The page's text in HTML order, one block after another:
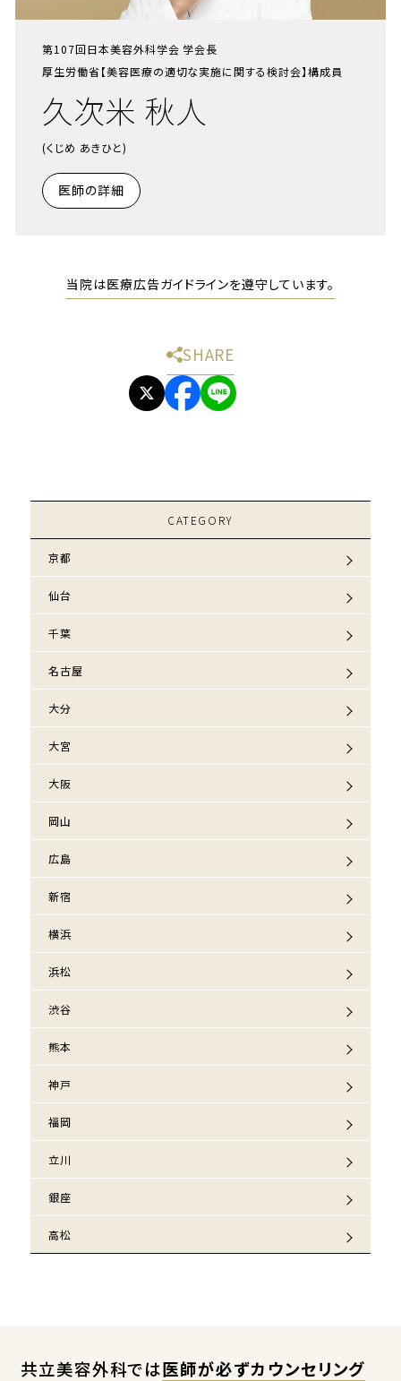
第107回日本美容外科学会 学会長
厚生労働省【美容医療の適切な実施に関する検討会】構成員
久次米 秋人
(くじめ あきひと)
医師の詳細
当院は医療広告ガイドラインを遵守しています。
SHARE
CATEGORY
京都
仙台
千葉
名古屋
大分
大宮
大阪
岡山
広島
新宿
横浜
浜松
渋谷
熊本
神戸
福岡
立川
銀座
高松
共立美容外科では医師が必ずカウンセリング